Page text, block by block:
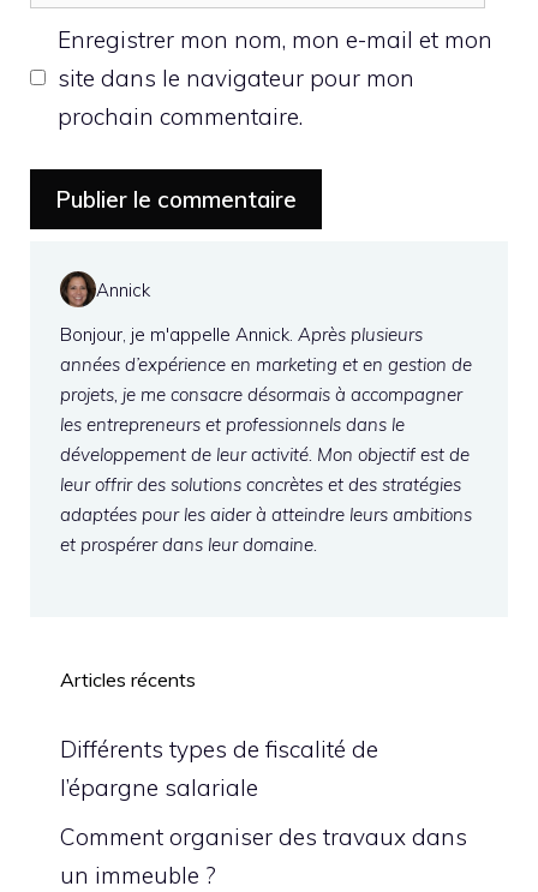
Enregistrer mon nom, mon e-mail et mon
site dans le navigateur pour mon
prochain commentaire.
Annick
Bonjour, je m'appelle Annick. Après plusieurs
années d’expérience en marketing et en gestion de
projets, je me consacre désormais à accompagner
les entrepreneurs et professionnels dans le
développement de leur activité. Mon objectif est de
leur offrir des solutions concrètes et des stratégies
adaptées pour les aider à atteindre leurs ambitions
et prospérer dans leur domaine.
Articles récents
Différents types de fiscalité de
l’épargne salariale
Comment organiser des travaux dans
un immeuble ?